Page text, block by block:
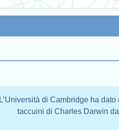
L’Università di Cambridge ha
taccuini di Charles Darwin